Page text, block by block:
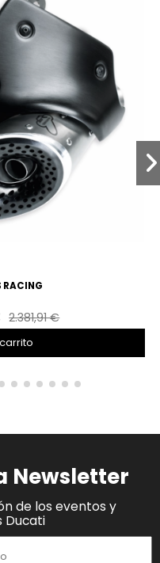
RACING
2.381,91 €
Newsletter
de los eventos y
Ducati